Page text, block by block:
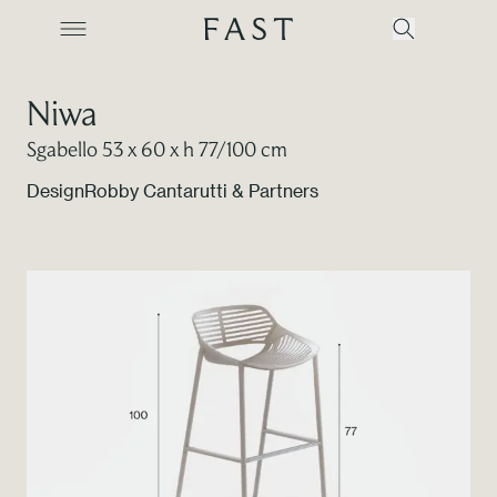
Realizzazioni
Color Revolution
Niwa
Sgabello 53 x 60 x h 77/100 cm
DesignRobby Cantarutti & Partners